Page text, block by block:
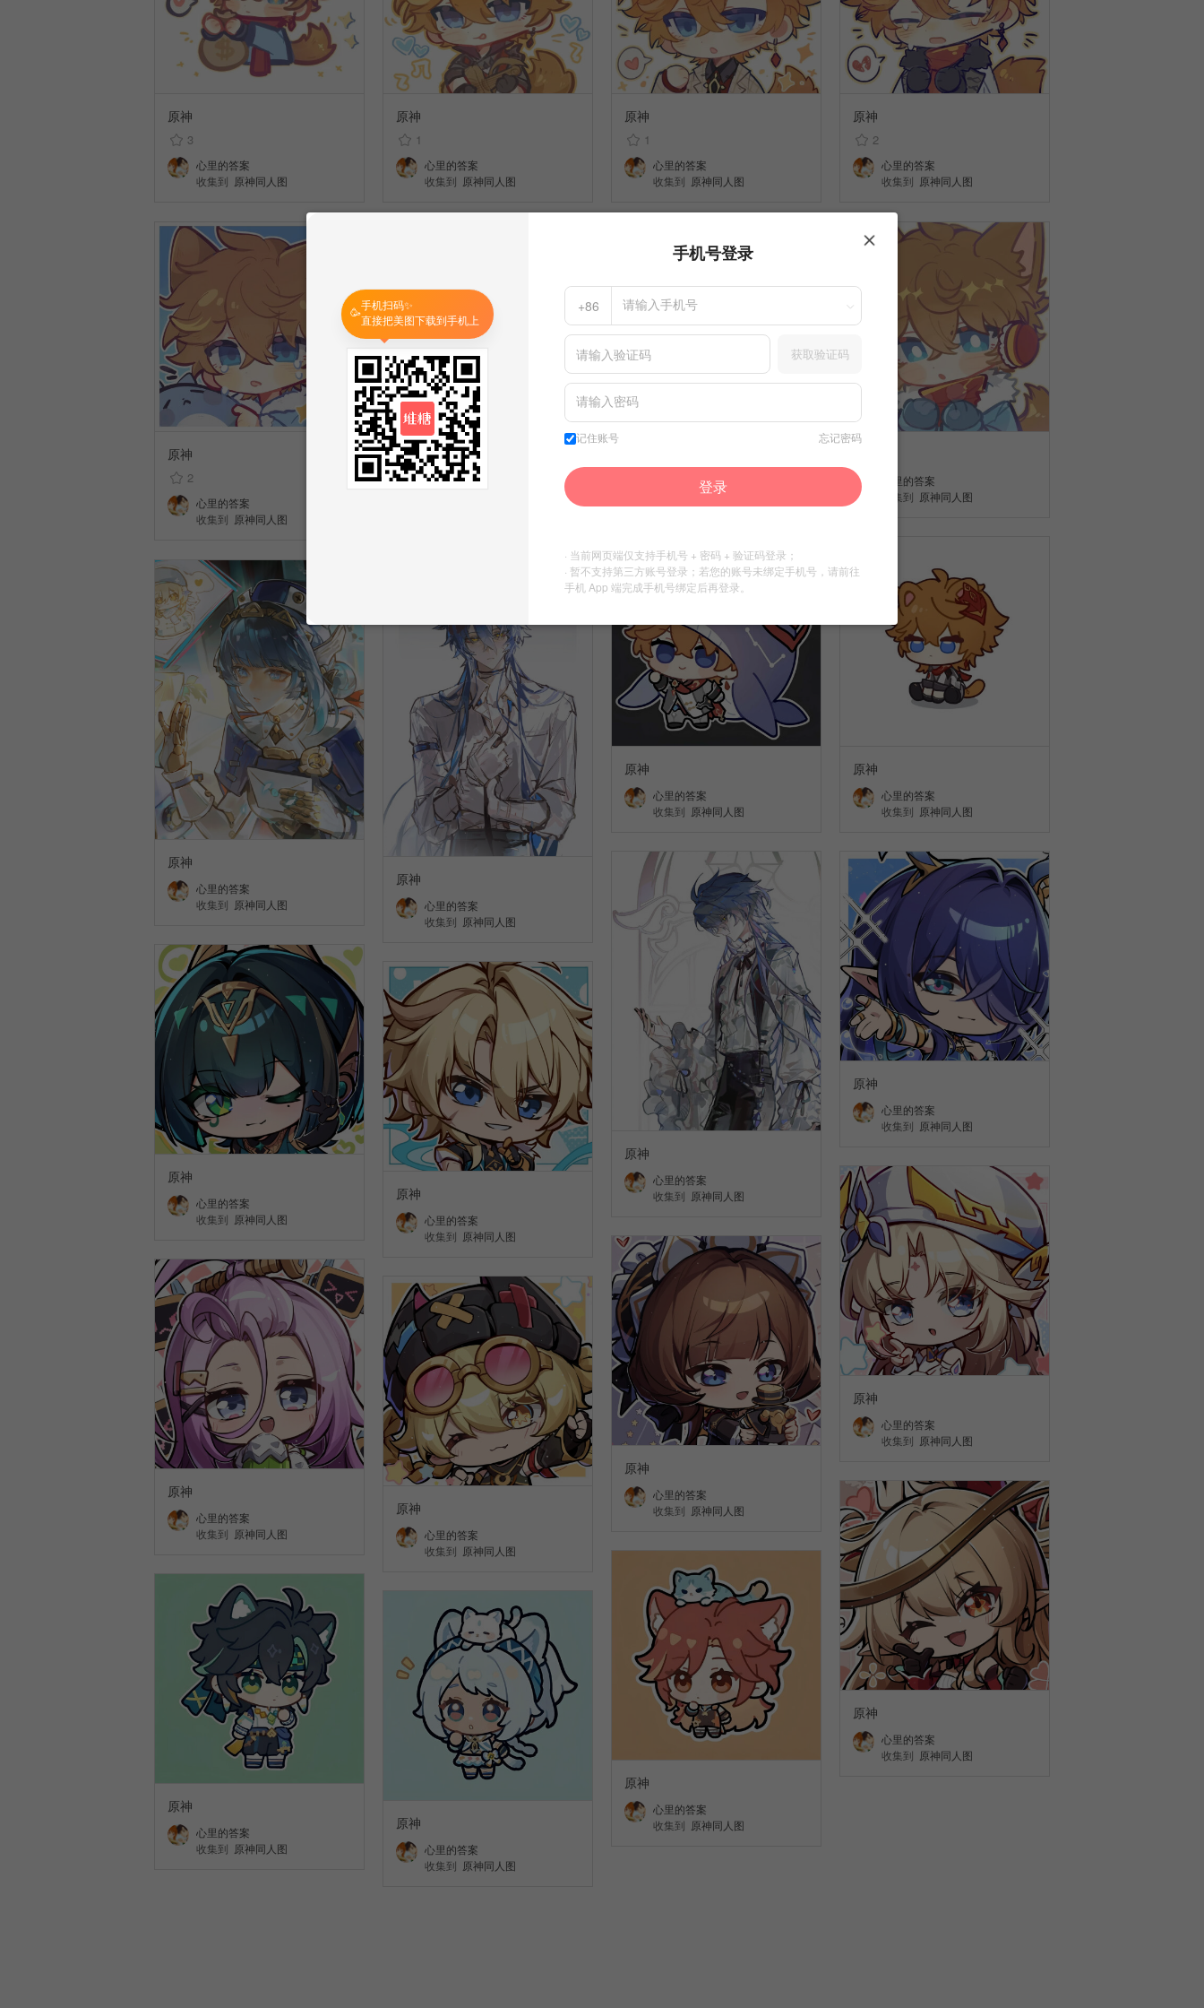
原神
3
心里的答案
收集到 原神同人图
原神
1
心里的答案
收集到 原神同人图
原神
1
心里的答案
收集到 原神同人图
原神
2
心里的答案
收集到 原神同人图
原神
2
心里的答案
收集到 原神同人图
原神
2
心里的答案
原神同人图
心里的答案
收集到 原神同人图
原神
心里的答案
收集到 原神同人图
原神
心里的答案
收集到 原神同人图
原神
心里的答案
收集到 原神同人图
原神
心里的答案
收集到 原神同人图
原神
心里的答案
收集到 原神同人图
原神
心里的答案
收集到 原神同人图
原神
心里的答案
收集到 原神同人图
原神
心里的答案
收集到 原神同人图
原神
心里的答案
收集到 原神同人图
原神
心里的答案
收集到 原神同人图
原神
心里的答案
收集到 原神同人图
原神
心里的答案
收集到 原神同人图
原神
心里的答案
收集到 原神同人图
原神
心里的答案
收集到 原神同人图
原神
心里的答案
收集到 原神同人图
原神
心里的答案
收集到 原神同人图
🥳手机扫码✨
直接把美图下载到手机上
手机号登录
+86
获取验证码
记住账号 忘记密码
登录
· 当前网页端仅支持手机号 + 密码 + 验证码登录；
· 暂不支持第三方账号登录；若您的账号未绑定手机号，请前往
手机 App 端完成手机号绑定后再登录。